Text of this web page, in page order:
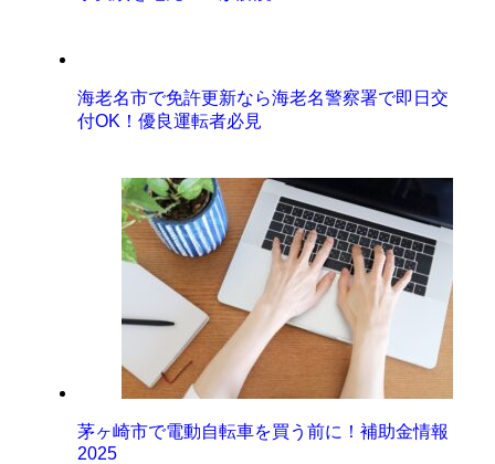
海老名市で免許更新なら海老名警察署で即日交
付OK！優良運転者必見
茅ヶ崎市で電動自転車を買う前に！補助金情報
2025